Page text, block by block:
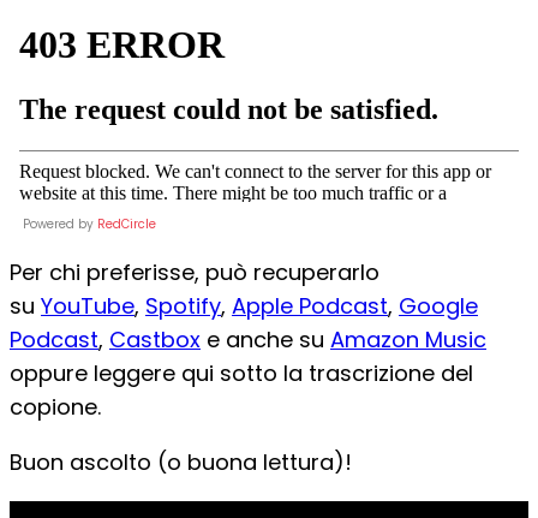
Powered by RedCircle
Per chi preferisse, può recuperarlo
su YouTube, Spotify, Apple Podcast, Google
Podcast, Castbox e anche su Amazon Music
oppure leggere qui sotto la trascrizione del
copione.
Buon ascolto (o buona lettura)!